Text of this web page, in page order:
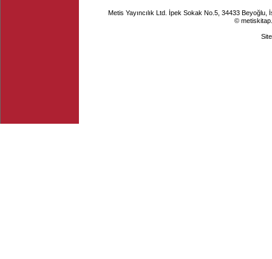
Metis Yayıncılık Ltd. İpek Sokak No.5, 34433
©